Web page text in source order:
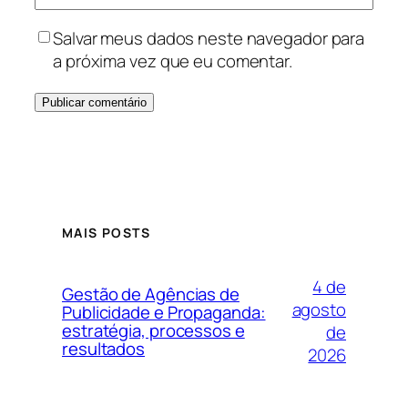
Salvar meus dados neste navegador para
a próxima vez que eu comentar.
MAIS POSTS
Gestão de Agências de
Publicidade e Propaganda:
estratégia, processos e
resultados
4 de
agosto
de
2026